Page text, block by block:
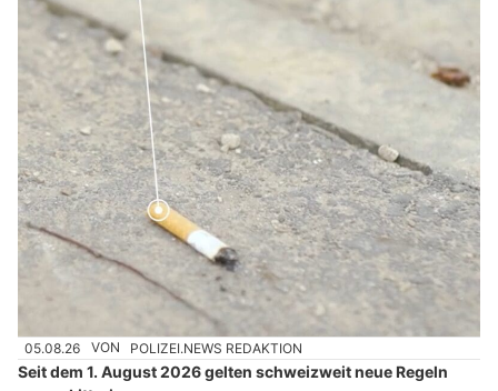
05.08.26 VON POLIZEI.NEWS REDAKTION
Seit dem 1. August 2026 gelten schweizweit neue Regeln